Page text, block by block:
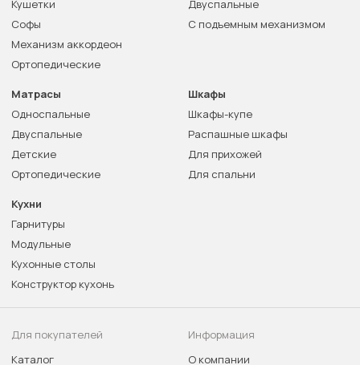
Кушетки
Софы
Механизм аккордеон
Ортопедические
Двуспальные
С подъемным механизмом
Матрасы
Односпальные
Двуспальные
Детские
Ортопедические
Шкафы
Шкафы-купе
Распашные шкафы
Для прихожей
Для спальни
Кухни
Гарнитуры
Модульные
Кухонные столы
Конструктор кухонь
Для покупателей
Каталог
Информация
О компании